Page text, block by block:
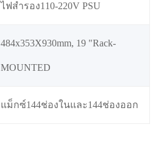
ไฟสำรอง110-220V PSU
484x353X930mm, 19 "Rack-
MOUNTED
แม็กซ์144ช่องในและ144ช่องออก